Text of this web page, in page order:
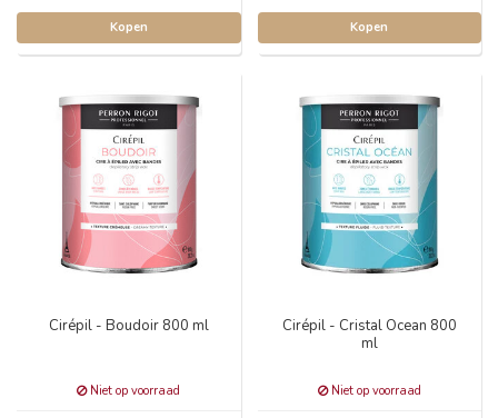
Kopen Kopen
Cirépil - Boudoir 800 ml
Niet op voorraad
Cirépil - Cristal Ocean 800
ml
Niet op voorraad